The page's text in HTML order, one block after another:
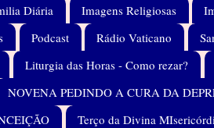
Diária Imagens Religiosas
Podcast Rádio Vaticano
Liturgia das Horas - Como rezar?
NOVENA PEDINDO A CURA DA
Terço da Divina